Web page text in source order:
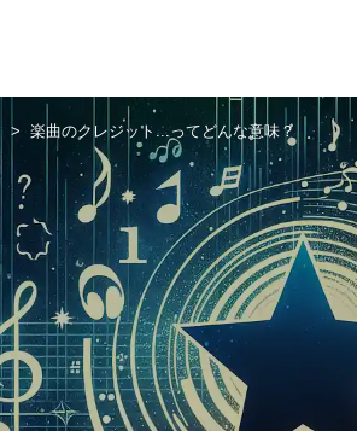
楽曲のクレジット...ってどんな意味？